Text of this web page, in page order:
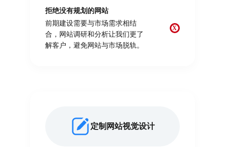
拒绝没有规划的网站
前期建设需要与市场需求相结
合，网站调研和分析让我们更了
解客户，避免网站与市场脱轨。
X
定制网站视觉设计